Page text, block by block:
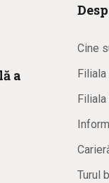
a
Cine
Filiala
Filiala
Turul